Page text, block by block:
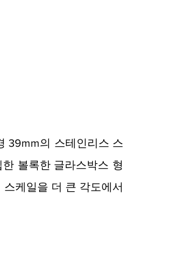
39mm의 스테인리스 스
볼록한 글라스박스 형
케일을 더 큰 각도에서